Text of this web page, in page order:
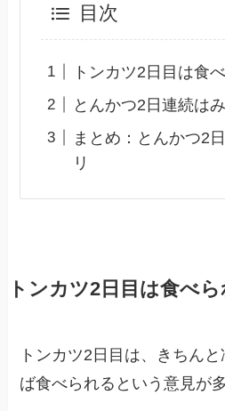
目次
トンカツ2日目は食
とんかつ2日連続は
まとめ：とんかつ2
リ
トンカツ2日目は食べら
トンカツ2日目は、 きちん
ば食べられるという意見が